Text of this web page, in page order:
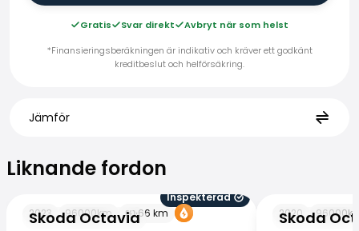
Gratis Svar direkt
Avbryt när som helst
*Finansieringsberäkningen är indikativ och kräver ett godkänt
kreditbeslut och helförsäkring.
Jämför
Liknande fordon
Skoda Octavia
Inspekterad
2023
96000km 66 km Skoda
2020 96000